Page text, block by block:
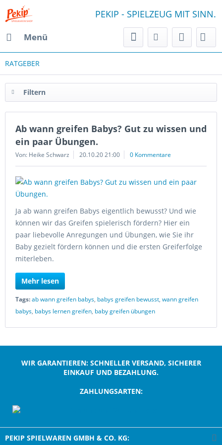
Menü
PEKIP - SPIELZEUG MIT SINN.
RATGEBER
Filtern
Ab wann greifen Babys? Gut zu wissen und
ein paar Übungen.
Von: Heike Schwarz 20.10.20 21:00 0 Kommentare
Ja ab wann greifen Babys eigentlich bewusst? Und wie
können wir das Greifen spielerisch fördern? Hier ein
paar liebevolle Anregungen und Übungen, wie Sie ihr
Baby gezielt fördern können und die ersten Greiferfolge
miterleben.
Mehr lesen
Tags:ab wann greifen babys, babys greifen bewusst, wann greifen
babys, babys lernen greifen, baby greifen übungen
WIR GARANTIEREN: SCHNELLER VERSAND, SICHERER
EINKAUF UND BEZAHLUNG.
ZAHLUNGSARTEN:
PEKIP SPIELWAREN GMBH & CO. KG: